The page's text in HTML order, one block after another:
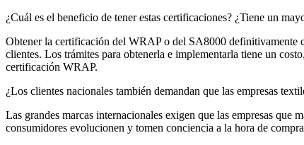
¿Cuál es el beneficio de tener estas certificaciones? ¿Tiene un
Obtener la certificación del WRAP o del SA8000 definitivamente
clientes. Los trámites para obtenerla e implementarla tiene un
certificación WRAP.
¿Los clientes nacionales también demandan que las empresas
Las grandes marcas internacionales exigen que las empresas
consumidores evolucionen y tomen conciencia a la hora de